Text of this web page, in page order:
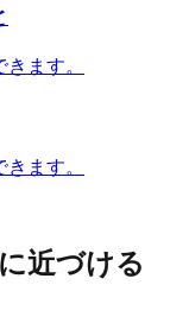
ます。
ます。
近づける